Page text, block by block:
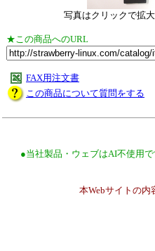
写真はクリックで拡
★この商品へのURL
FAX用注文書
この商品について質問をする
●当社製品・ウェブはAI不使用
本Webサイトの